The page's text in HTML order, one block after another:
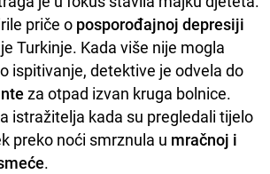
priče o posporođajnoj depresiji
Turkinje. Kada više nije mogla
ispitivanje, detektive je odvela do
za otpad izvan kruga bolnice.
istražitelja kada su pregledali tijelo
preko noći smrznula u mračnoj i
.